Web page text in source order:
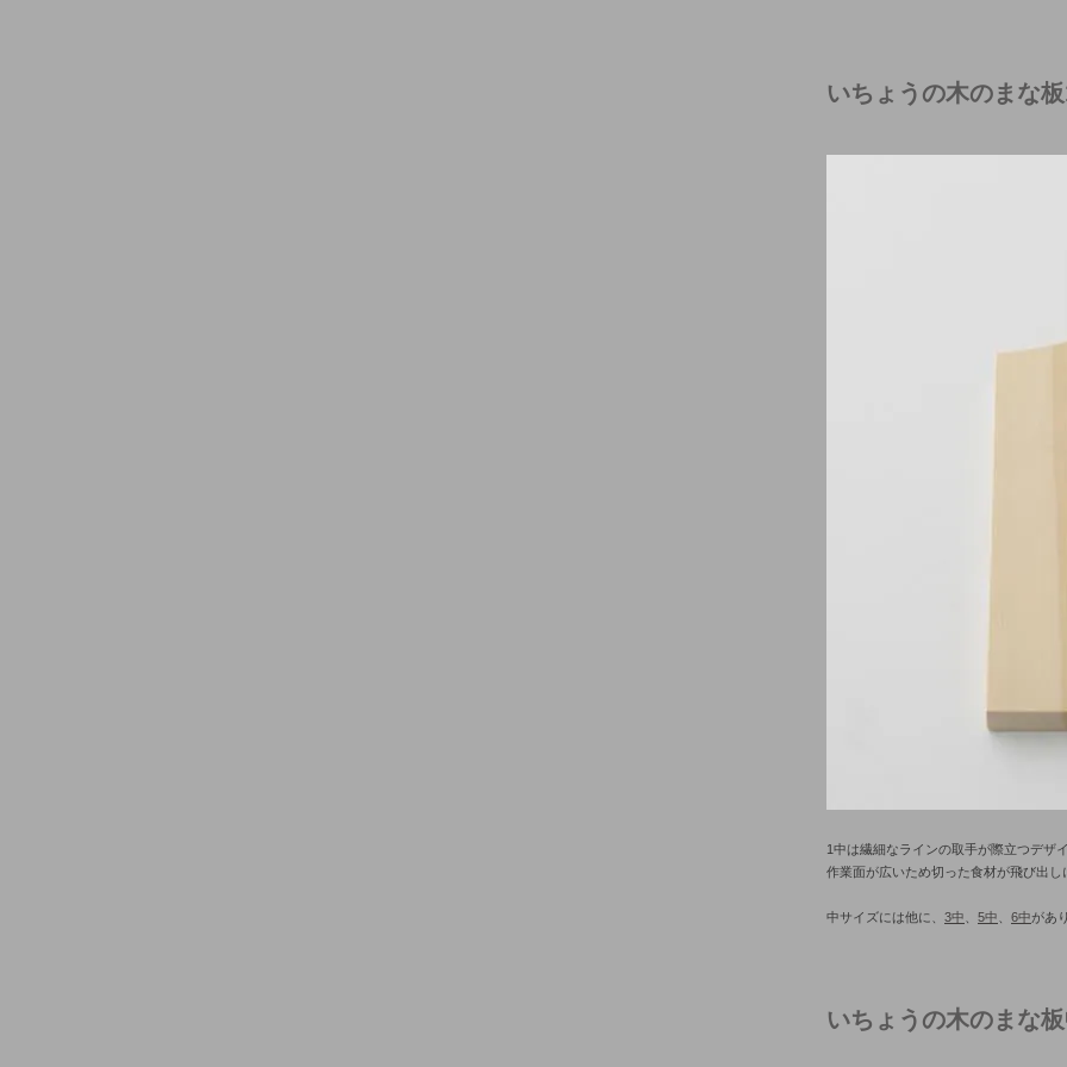
いちょうの木のまな
1中は繊細なラインの取手が際立つデザ
作業面が広いため切った食材が飛び出
中サイズには他に、 3中 5中 6中があ
いちょうの木のまな